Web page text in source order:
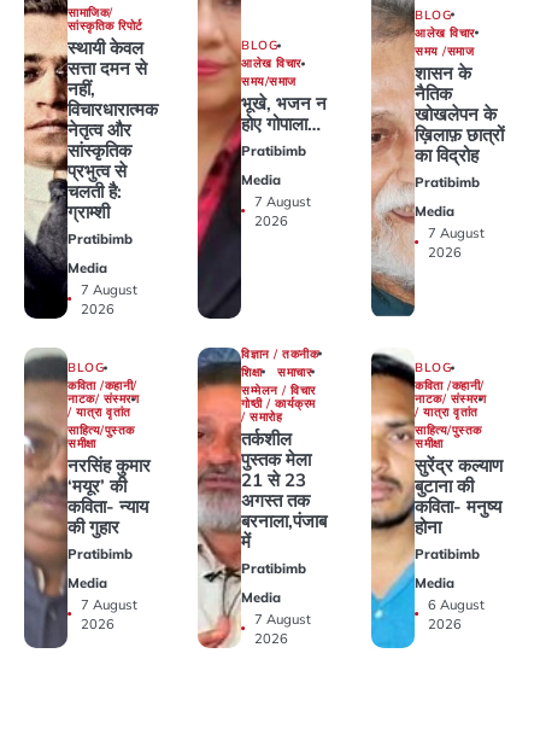
सामाजिक/
सांस्कृतिक रिपोर्ट
स्थायी केवल
सत्ता दमन से
नहीं,
विचारधारात्मक
नेतृत्व और
सांस्कृतिक
प्रभुत्व से
चलती है:
ग्राम्शी
Pratibimb
Media
7 August
2026
BLOG
आलेख विचार
समय/समाज
भूखे, भजन न
होए गोपाला…
Pratibimb
Media
7 August
2026
BLOG
आलेख विचार
समय /समाज
शासन के
नैतिक
खोखलेपन के
ख़िलाफ़ छात्रों
का विद्रोह
Pratibimb
Media
7 August
2026
BLOG
कविता /कहानी/
नाटक/ संस्मरण
/ यात्रा वृतांत
साहित्य/पुस्तक
समीक्षा
नरसिंह कुमार
‘मयूर’ की
कविता- न्याय
की गुहार
Pratibimb
Media
7 August
2026
विज्ञान / तकनीक
शिक्षा
समाचार
सम्मेलन / विचार
गोष्ठी / कार्यक्रम
/ समारोह
तर्कशील
पुस्तक मेला
21 से 23
अगस्त तक
बरनाला,पंजाब
में
Pratibimb
Media
7 August
2026
BLOG
कविता /कहानी/
नाटक/ संस्मरण
/ यात्रा वृतांत
साहित्य/पुस्तक
समीक्षा
सुरेंद्र कल्याण
बुटाना की
कविता- मनुष्य
होना
Pratibimb
Media
6 August
2026